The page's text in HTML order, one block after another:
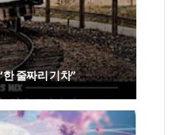
줄짜리 기차”